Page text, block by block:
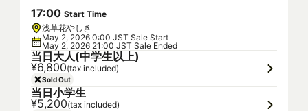
17:00 Start Time
浅草花やしき
May 2, 2026 0:00 JST Sale Start
May 2, 2026 21:00 JST Sale Ended
当日大人(中学生以上)
¥6,800(tax included)
Sold Out
当日小学生
¥5,200(tax included)